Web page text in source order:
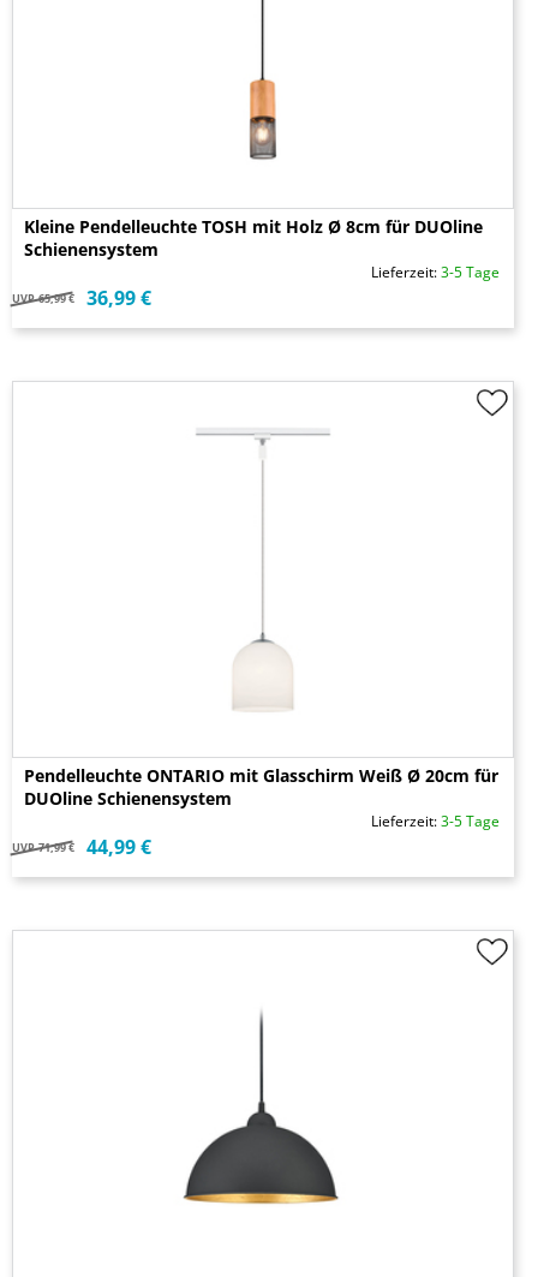
Kleine Pendelleuchte TOSH mit Holz Ø 8cm für DUOline
Schienensystem
Lieferzeit:3-5 Tage
UVP 65,99 € 36,99 €
Pendelleuchte ONTARIO mit Glasschirm Weiß Ø 20cm für
DUOline Schienensystem
Lieferzeit:3-5 Tage
UVP 71,99 € 44,99 €